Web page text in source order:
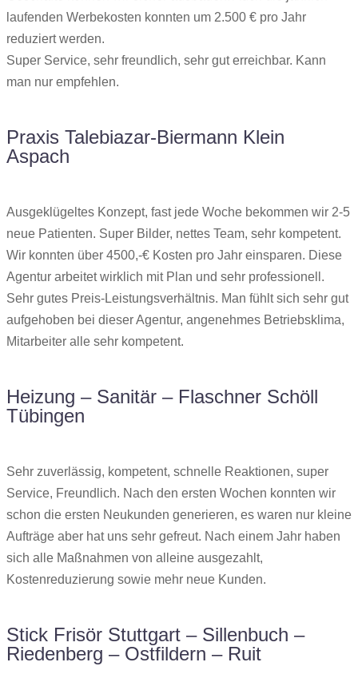
laufenden Werbekosten konnten um 2.500 € pro Jahr
reduziert werden.
Super Service, sehr freundlich, sehr gut erreichbar. Kann
man nur empfehlen.
Praxis Talebiazar-Biermann Klein
Aspach
Ausgeklügeltes Konzept, fast jede Woche bekommen wir 2-5
neue Patienten. Super Bilder, nettes Team, sehr kompetent.
Wir konnten über 4500,-€ Kosten pro Jahr einsparen. Diese
Agentur arbeitet wirklich mit Plan und sehr professionell.
Sehr gutes Preis-Leistungsverhältnis. Man fühlt sich sehr gut
aufgehoben bei dieser Agentur, angenehmes Betriebsklima,
Mitarbeiter alle sehr kompetent.
Heizung – Sanitär – Flaschner Schöll
Tübingen
Sehr zuverlässig, kompetent, schnelle Reaktionen, super
Service, Freundlich. Nach den ersten Wochen konnten wir
schon die ersten Neukunden generieren, es waren nur kleine
Aufträge aber hat uns sehr gefreut. Nach einem Jahr haben
sich alle Maßnahmen von alleine ausgezahlt,
Kostenreduzierung sowie mehr neue Kunden.
Stick Frisör Stuttgart – Sillenbuch –
Riedenberg – Ostfildern – Ruit